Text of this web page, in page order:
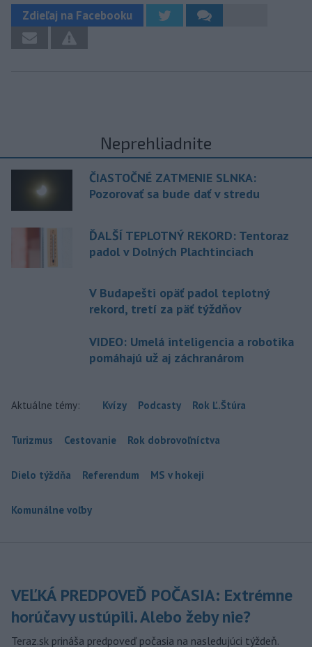
Zdieľaj na Facebooku
Neprehliadnite
ČIASTOČNÉ ZATMENIE SLNKA:
Pozorovať sa bude dať v stredu
ĎALŠÍ TEPLOTNÝ REKORD: Tentoraz
padol v Dolných Plachtinciach
V Budapešti opäť padol teplotný
rekord, tretí za päť týždňov
VIDEO: Umelá inteligencia a robotika
pomáhajú už aj záchranárom
Aktuálne témy: Kvízy Podcasty Rok Ľ.Štúra
Turizmus Cestovanie Rok dobrovoľníctva
Dielo týždňa Referendum MS v hokeji
Komunálne voľby
VEĽKÁ PREDPOVEĎ POČASIA: Extrémne
horúčavy ustúpili. Alebo žeby nie?
Teraz.sk prináša predpoveď počasia na nasledujúci týždeň.